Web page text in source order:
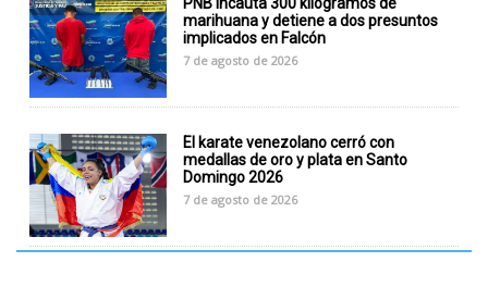
marihuana y detiene a dos presuntos
implicados en Falcón
7 de agosto de 2026
El karate venezolano cerró con
medallas de oro y plata en Santo
Domingo 2026
7 de agosto de 2026